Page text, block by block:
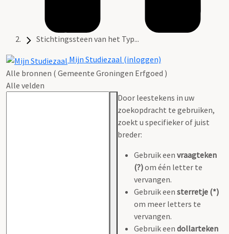
Stichtingssteen van het Typ...
Mijn Studiezaal (inloggen)
Alle bronnen ( Gemeente Groningen Erfgoed )
Alle velden
Door leestekens in uw
zoekopdracht te gebruiken,
zoekt u specifieker of juist
breder:
Gebruik een vraagteken
(?)om één letter te
vervangen.
Gebruik een sterretje (*)
om meer letters te
vervangen.
Gebruik een dollarteken